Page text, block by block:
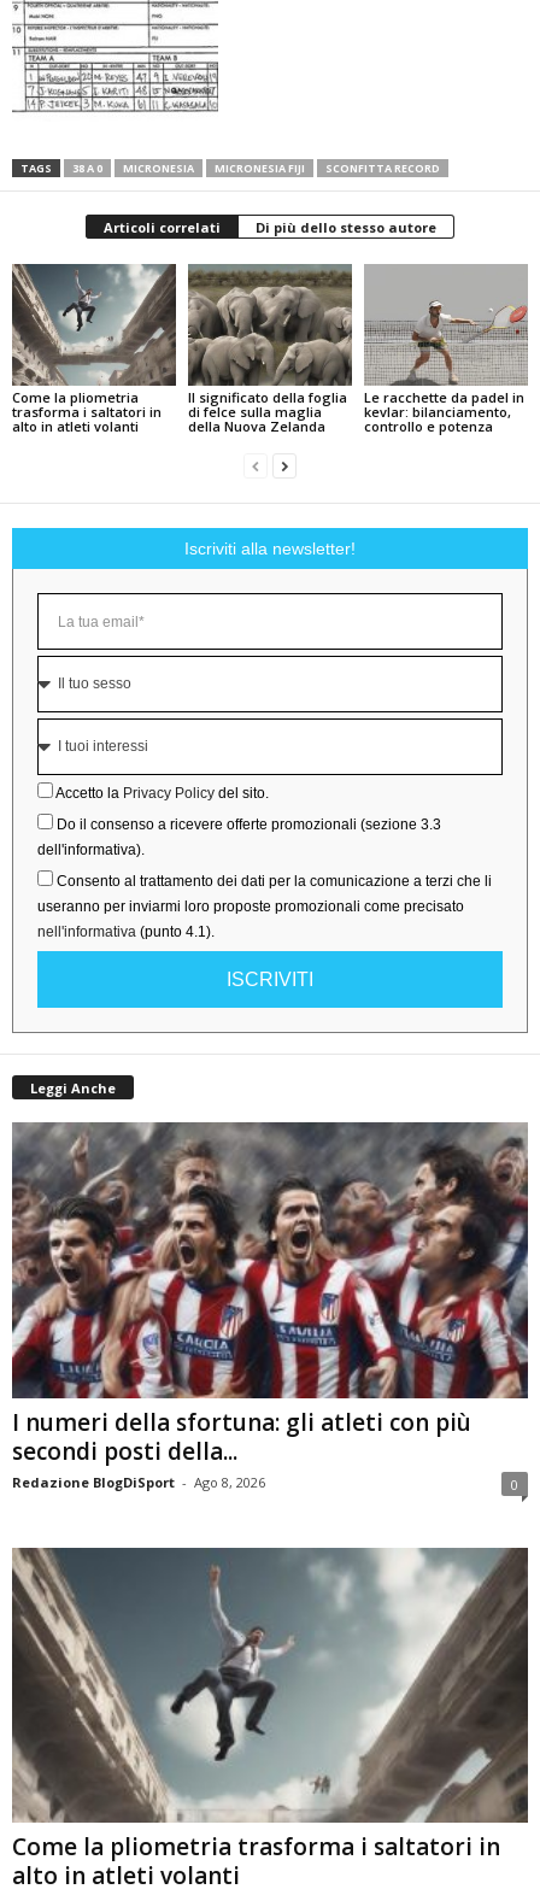
TAGS 38 A 0 MICRONESIA MICRONESIA FIJI SCONFITTA RECORD
Articoli correlati Di più dello stesso autore
Come la pliometria
trasforma i saltatori in
alto in atleti volanti
Il significato della foglia
di felce sulla maglia
della Nuova Zelanda
Le racchette da padel in
kevlar: bilanciamento,
controllo e potenza
Iscriviti alla newsletter!
Accetto la Privacy Policy del sito.
Do il consenso a ricevere offerte promozionali (sezione 3.3
dell'informativa).
Consento al trattamento dei dati per la comunicazione a terzi che li
useranno per inviarmi loro proposte promozionali come precisato
nell'informativa (punto 4.1).
ISCRIVITI
Leggi Anche
I numeri della sfortuna: gli atleti con più
secondi posti della...
Redazione BlogDiSport - Ago 8, 2026 0
Come la pliometria trasforma i saltatori in
alto in atleti volanti